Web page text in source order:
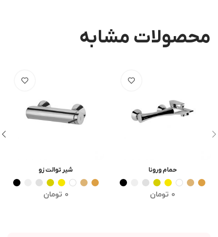
محصولات مشابه
انتخاب گزینه ها
حمام ورونا
0 تومان
انتخاب گزینه ها
شیر توالت زو
0 تومان